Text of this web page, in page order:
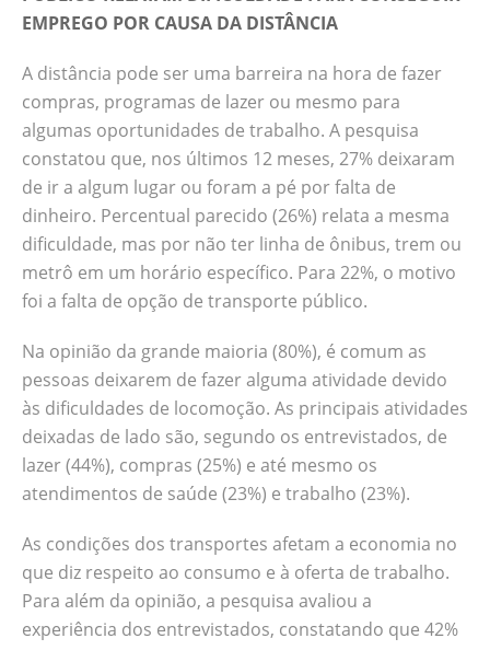
EMPREGO POR CAUSA DA DISTÂNCIA
A distância pode ser uma barreira na hora de fazer
compras, programas de lazer ou mesmo para
algumas oportunidades de trabalho. A pesquisa
constatou que, nos últimos 12 meses, 27% deixaram
de ir a algum lugar ou foram a pé por falta de
dinheiro. Percentual parecido (26%) relata a mesma
dificuldade, mas por não ter linha de ônibus, trem ou
metrô em um horário específico. Para 22%, o motivo
foi a falta de opção de transporte público.
Na opinião da grande maioria (80%), é comum as
pessoas deixarem de fazer alguma atividade devido
às dificuldades de locomoção. As principais atividades
deixadas de lado são, segundo os entrevistados, de
lazer (44%), compras (25%) e até mesmo os
atendimentos de saúde (23%) e trabalho (23%).
As condições dos transportes afetam a economia no
que diz respeito ao consumo e à oferta de trabalho.
Para além da opinião, a pesquisa avaliou a
experiência dos entrevistados, constatando que 42%